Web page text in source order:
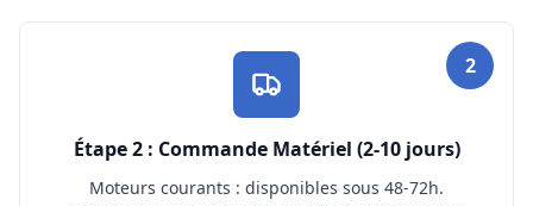
2
Étape 2 : Commande Matériel (2-10 jours)
Moteurs courants : disponibles sous 48-72h.